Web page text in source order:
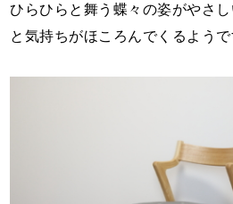
ひらひらと舞う蝶々の姿がやさ
と気持ちがほころんでくるようで